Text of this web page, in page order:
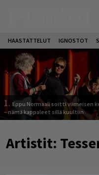
HAASTATTELUT IGNOSTOT
1. Eppu Normaali soitti viimeisen
– nämä kappaleet sillä kuultiin
Artistit: